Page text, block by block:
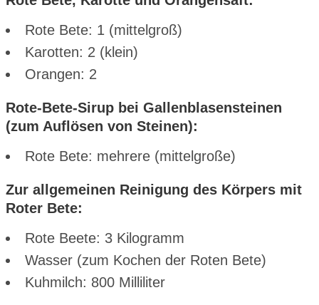
Rote Bete: 1 (mittelgroß)
Karotten: 2 (klein)
Orangen: 2
Rote-Bete-Sirup bei Gallenblasensteinen
(zum Auflösen von Steinen):
Rote Bete: mehrere (mittelgroße)
Zur allgemeinen Reinigung des Körpers mit
Roter Bete:
Rote Beete: 3 Kilogramm
Wasser (zum Kochen der Roten Bete)
Kuhmilch: 800 Milliliter